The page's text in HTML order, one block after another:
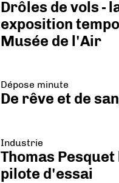
Drôles de vols -
exposition
Musée de l'Air
Dépose minute
De rêve et de
Industrie
Thomas
pilote d'essai